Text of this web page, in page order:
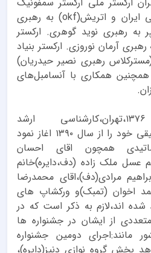
صدا وسیما ارکستر فرهنگی ایران و اتریش(okf) به رهبری
به رهبری نوید گوهری. ارکستر
آرمان نوروزی. ارکستر بنیاد
رهبری نصیر حیدریان)
همچنین همکاری با آنسامبل‌های
متولد ۱۱فروردین ۱۳۷۶،تهران،کارشناسی ارشد
میکروبیولوژی،فعالیت موسیقی خود را از سال ۱۳۹۰ اغاز نمود
همچون اقای احسان
عسل ملک زاده (دف،دایره)خانم
مرادی(دف)،اقای محمدرضا
اخوان (تمبک)و ورکشاپ های
اند،لازم به ذکر است که در
از ایشان در جشنواره ها
دومین جشنواره
بخش گروه نوازی دنیز(دایره)،